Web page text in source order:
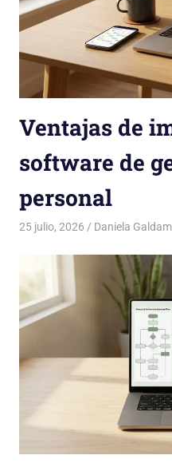
Ventajas de
software de
personal
25 julio, 2026 Daniela